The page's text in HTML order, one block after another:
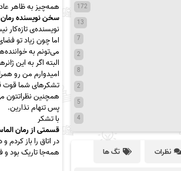
همه‌چیز به ظاهر
سخن نویسنده
نویسنده‌ی
اما چون زیاد تو
می‌تونم به
البته اگر به این
امیدوارم من رو
تشکرهای شما
همچنین نظراتتون
پس تنهام نذارین.
با تشکر
قسمتی از رمان
در اتاق را باز
همه‌جا تاریک بود
172
13
7
2
8
2
5
4
نظرات تگ ها